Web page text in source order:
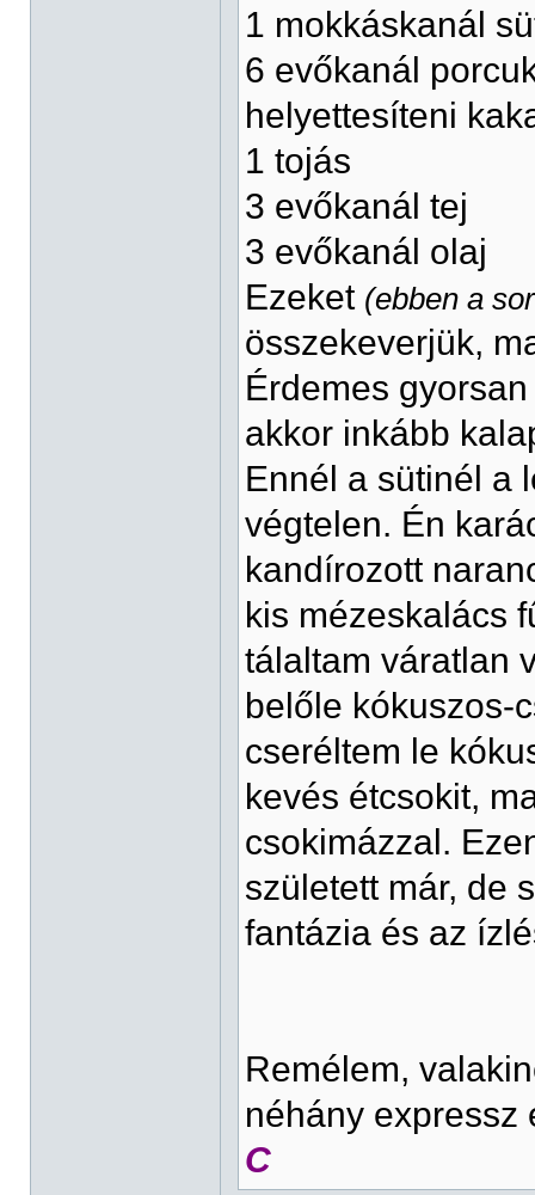
1 mokkáskanál
6 evőkanál
helyettesíteni
1 tojás
3 evőkanál tej
3 evőkanál olaj
Ezeket (ebben a
összekeverjük,
Érdemes
akkor inkább
Ennél a sütinél a
végtelen. Én
kandírozott
kis mézeskalács
tálaltam váratlan
belőle kókuszos-
cseréltem le
kevés étcsokit,
csokimázzal.
született már, de
fantázia és az
Remélem,
néhány expressz
C